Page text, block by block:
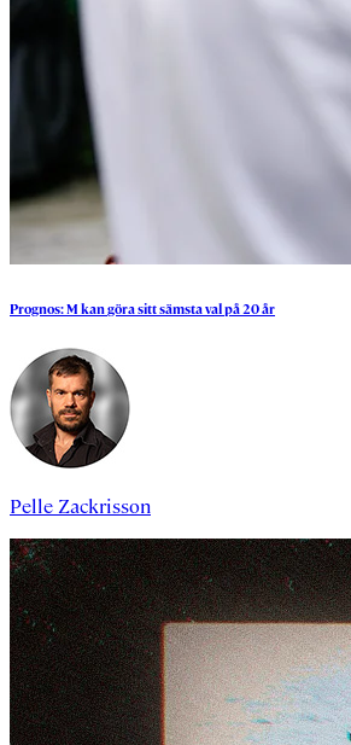
Prognos:M kangörasittsämstavalpå20år
Pelle Zackrisson